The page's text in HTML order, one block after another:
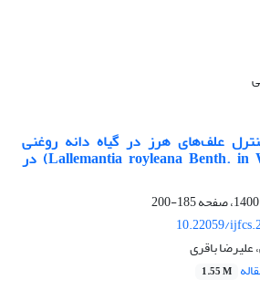
علف‌های ‌هرز در گیاه دانه روغنی
بالنگوی شیرازی (Lallemantia royleana Benth. in Wall) در
185-200
10.22059/
باقری
1.55 M